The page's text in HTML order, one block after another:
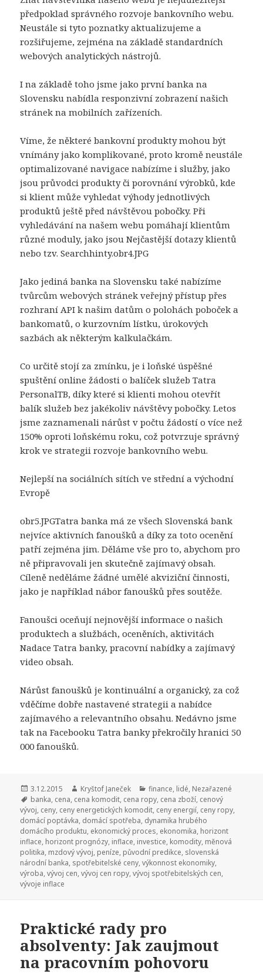
předpoklad správného rozvoje bankovního webu.
Neustále si tyto poznatky aktualizujeme a
rozšiřujeme, zejména na základě standardních
webových analytických nástrojů.
I na základě toho jsme jako první banka na
Slovensku nabídla responzivní zobrazení našich
stránek na mobilních zařízeních.
Víme, že některé bankovní produkty mohou být
vnímány jako komplikované, proto kromě neustále
optimalizované navigace nabízíme i služby, jako
jsou průvodci produkty či porovnání výrobků, kde
si klient může vyhledat výhody jednotlivých
produktů ještě před návštěvou pobočky. Při
vyhledávání na našem webu pomáhají klientům
různé moduly, jako jsou Nejčastější dotazy klientů
nebo tzv. Searchhinty.obr4.JPG
Jako jediná banka na Slovensku také nabízíme
tvůrcům webových stránek veřejný přístup přes
rozhraní API k našim datům o polohách poboček a
bankomatů, o kurzovním lístku, úrokových
sazbách ak některým kalkulačkám.
Co určitě stojí za zmínku, je i loňské úspěšné
spuštění online žádosti o balíček služeb Tatra
PersonalTB, díky které si klienti mohou otevřít
balík služeb bez jakékoliv návštěvy pobočky. Letos
jsme zaznamenali nárůst v počtu žádostí o více než
150% oproti loňskému roku, což potvrzuje správný
krok ve strategii rozvoje bankovního webu.
Nejlepší na sociálních sítích ve střední a východní
Evropě
obr5.JPGTatra banka má ze všech Slovenská bank
nejvíce aktivních fanoušků a díky za toto ocenění
patří zejména jim. Děláme vše pro to, abychom pro
ně připravovali jen skutečně zajímavý obsah.
Cíleně neděláme žádné umělé akviziční činnosti,
jako je například nábor fanoušků přes soutěže.
Fanoušci oceňují nejnovější informace o našich
produktech a službách, oceněních, aktivitách
Nadace Tatra banky, pracovní nabídky a zajímavý
video obsah.
Nárůst fanoušků je kontinuální a organický, za což
vděčíme dobře nastavené strategii a nabídce
zajímavého a relevantního obsahu. Nedávno jsme
tak na Facebooku Tatra banky překročily hranici 50
000 fanoušků.
Publikováno:
3.12.2015 Autor:
Kryštof Janeček Rubriky:
finance, lidé, Nezařazené
Štítky:
banka, cena, cena komodit, cena ropy, cena zboží, cenový
vývoj, ceny, ceny energetických komodit, ceny energií, ceny ropy,
domácí poptávka, domácí spotřeba, dynamika hrubého
domácího produktu, ekonomický proces, ekonomika, horizont
inflace, horizont prognózy, inflace, investice, komodity, měnová
politika, mzdový vývoj, peníze, původní predikce, slovenská
národní banka, spotřebitelské ceny,výkonnost ekonomiky,
výroba,vývoj cen,vývoj cen ropy,vývoj spotřebitelských cen,
vývoje inflace
Praktické rady pro
absolventy: Jak zaujmout
na pracovním pohovoru